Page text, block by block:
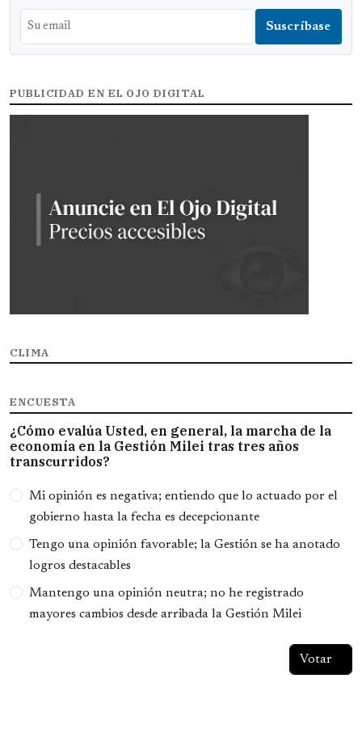
PUBLICIDAD EN EL OJO DIGITAL
CLIMA
ENCUESTA
¿Cómo evalúa Usted, en general, la marcha de la
economía en la Gestión Milei tras tres años
transcurridos?
Opciones
Mi opinión es negativa; entiendo que lo actuado por el
gobierno hasta la fecha es decepcionante
Tengo una opinión favorable; la Gestión se ha anotado
logros destacables
Mantengo una opinión neutra; no he registrado
mayores cambios desde arribada la Gestión Milei